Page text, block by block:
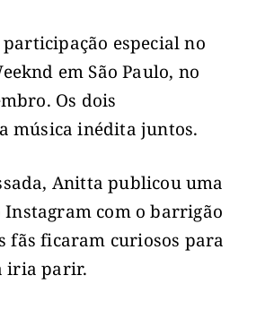
especial no
em São Paulo, no
Os dois
música inédita juntos.
Anitta publicou uma
Instagram com o barrigão
fãs ficaram curiosos para
iria parir.